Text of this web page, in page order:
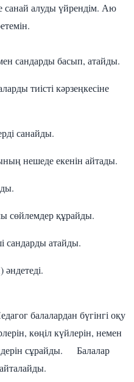
санай алуды үйрендім. Аю
сандарды басып, атайды.
тиісті кәрзеңкесіне
санайды.
нешеде екенін айтады.
сөйлемдер құрайды.
сандарды атайды.
балалардан бүгінгі оқу
көңіл күйлерін, немен
сұрайды. Балалар